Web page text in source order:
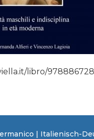
libro/
| Italienisch-